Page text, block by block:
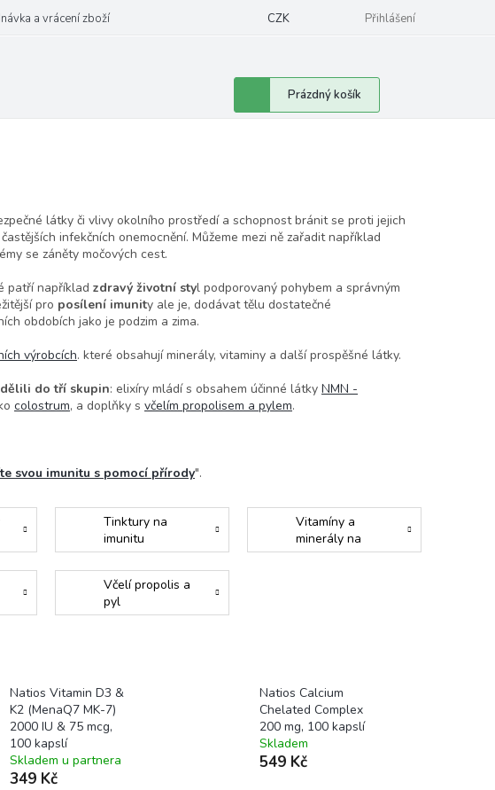
a vrácení zboží CZK Přihlášení
Nákupní
košík
Prázdný košík
látky či vlivy okolního prostředí a schopnost bránit se proti jejich
infekčních onemocnění. Můžeme mezi ně zařadit například
se záněty močových cest.
patří například zdravý životní styl podporovaný pohybem a správným
pro posílení imunity ale je, dodávat tělu dostatečné
obdobích jako je podzim a zima.
výrobcích. které obsahují minerály, vitaminy a další prospěšné látky.
do tří skupin: elixíry mládí s obsahem účinné látky NMN -
colostrum, a doplňky s včelím propolisem a pylem.
svou imunitu s pomocí přírody".
Tinktury na
imunitu
Vitamíny a
minerály na
imunitu
Včelí propolis a
pyl
Natios Vitamin D3 &
K2 (MenaQ7 MK-7)
2000 IU & 75 mcg,
100 kapslí
Skladem u partnera
349 Kč
Natios Calcium
Chelated Complex
200 mg, 100 kapslí
Skladem
549 Kč